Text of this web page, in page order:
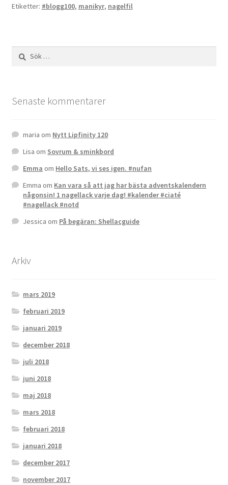
Etiketter: #blogg100, manikyr, nagelfil
Sök
efter:
Senaste kommentarer
maria om Nytt Lipfinity 120
Lisa om Sovrum & sminkbord
Emma om Hello Sats, vi ses igen. #nufan
Emma om Kan vara så att jag har bästa adventskalendern
någonsin! 1 nagellack varje dag! #kalender #ciaté
#nagellack #notd
Jessica om På begäran: Shellacguide
Arkiv
mars 2019
februari 2019
januari 2019
december 2018
juli 2018
juni 2018
maj 2018
mars 2018
februari 2018
januari 2018
december 2017
november 2017